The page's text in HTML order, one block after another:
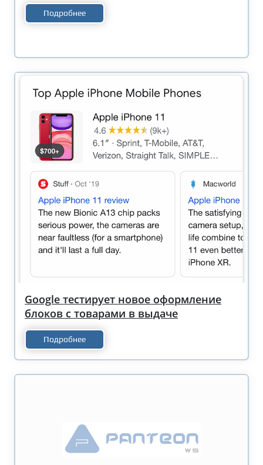
Подробнее
Google тестирует новое оформление
блоков с товарами в выдаче
Подробнее